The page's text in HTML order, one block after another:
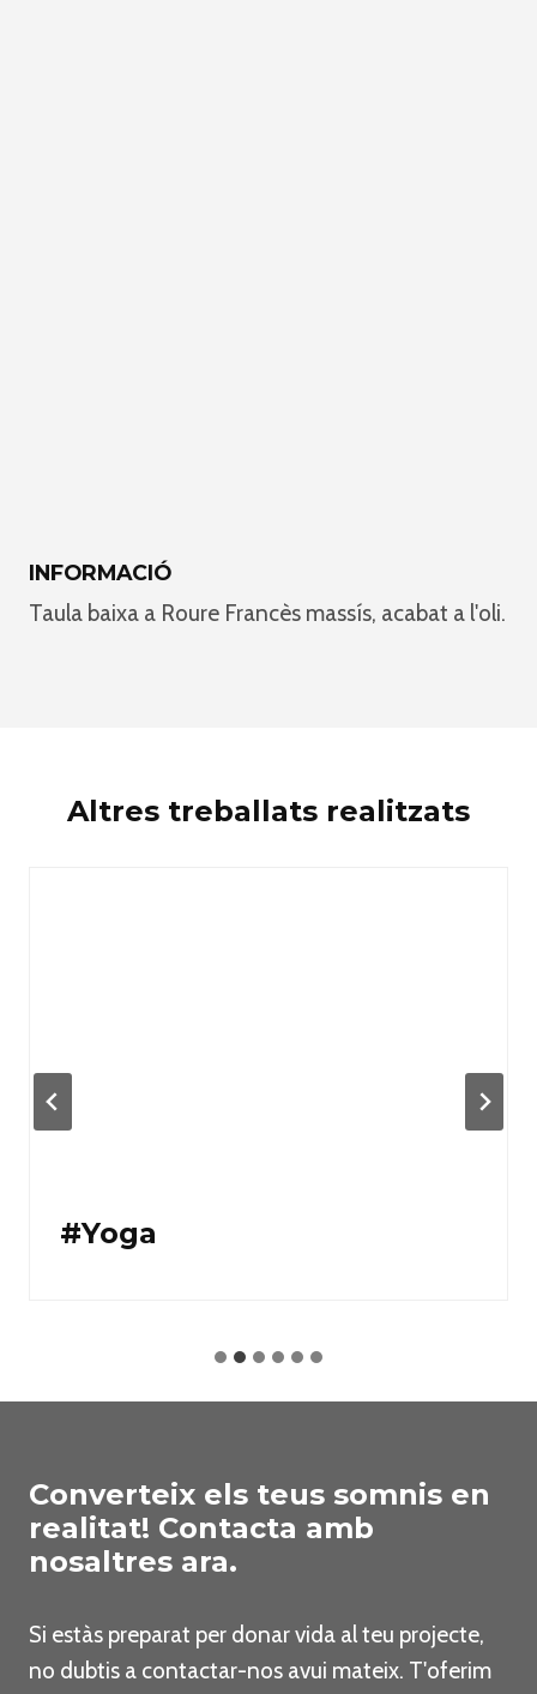
INFORMACIÓ
Taula baixa a Roure Francès massís, acabat a l'oli.
Altres treballats realitzats
#Yoga
Converteix els teus somnis en
realitat! Contacta amb
nosaltres ara.
Si estàs preparat per donar vida al teu projecte,
no dubtis a contactar-nos avui mateix. T'oferim